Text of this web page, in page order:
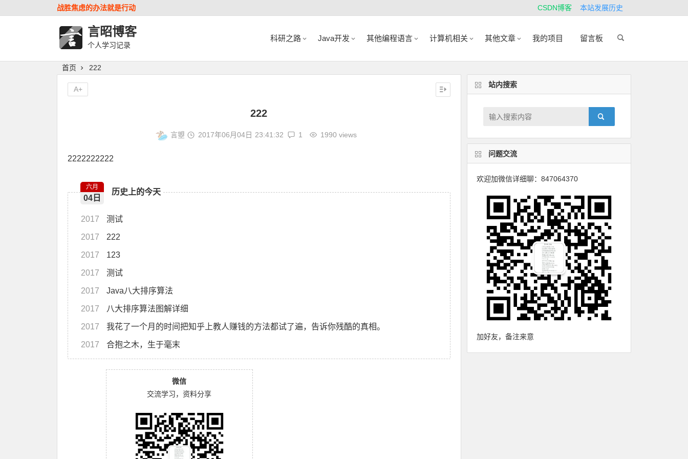
战胜焦虑的办法就是行动 CSDN博客 本站发展历史
言昭博客
个人学习记录
科研之路 Java开发 其他编程语言 计算机相关 其他文章 我的项目 留言板
首页 222
222
言曌 2017年06月04日 23:41:32 1 1990 views
2222222222
历史上的今天
六月
04日
2017 测试
2017 222
2017 123
2017 测试
2017 Java八大排序算法
2017 八大排序算法图解详细
2017 我花了一个月的时间把知乎上教人赚钱的方法都试了遍，告诉你残酷的真相。
2017 合抱之木，生于毫末
微信
交流学习，资料分享
A+
站内搜索
问题交流
欢迎加微信详细聊：847064370
加好友，备注来意